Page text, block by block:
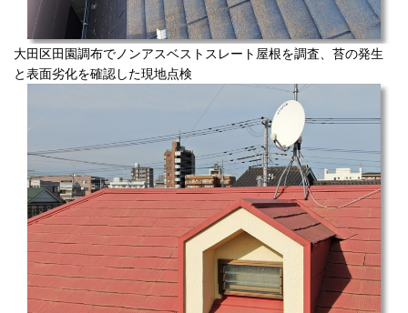
大田区田園調布でノンアスベストスレート屋根を調査、苔の発生
と表面劣化を確認した現地点検